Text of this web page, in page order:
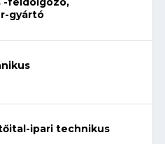
gyártó
ipari technikus